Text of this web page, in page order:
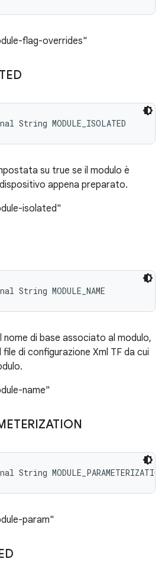
flag-overrides"
MODULE_ISOLATED
su true se il modulo è
appena preparato.
isolated"
MODULE_NAME
nome di base associato al modulo,
di configurazione Xml TF da cui
name"
MODULE_PARAMETERIZATION
param"